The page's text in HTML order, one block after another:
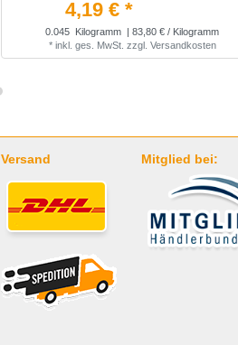
4,19 € *
0.045 Kilogramm | 83,80 € / Kilogramm
* inkl. ges. MwSt. zzgl. Versandkosten
Versand Mitglied bei: